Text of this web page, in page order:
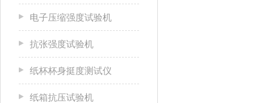
电子压缩强度试验机
抗张强度试验机
纸杯杯身挺度测试仪
纸箱抗压试验机